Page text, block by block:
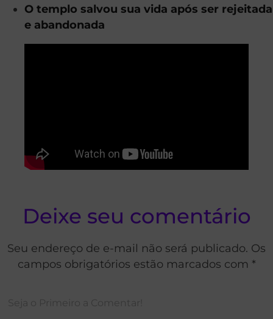
O templo salvou sua vida após ser rejeitada
e abandonada
Deixe seu comentário
Seu endereço de e-mail não será publicado. Os
campos obrigatórios estão marcados com *